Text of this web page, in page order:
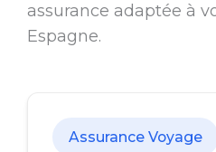
assurance adaptée à
Espagne.
Assurance Voyage